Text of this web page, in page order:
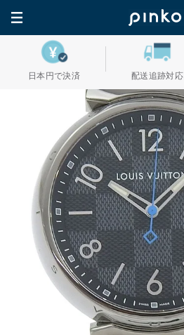
日本円で決済 配送追跡対応